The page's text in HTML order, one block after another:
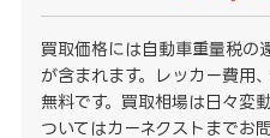
買取価格には自動車重量税の
が含まれます。レッカー費用
無料です。買取相場は日々変
ついてはカーネクストまでお